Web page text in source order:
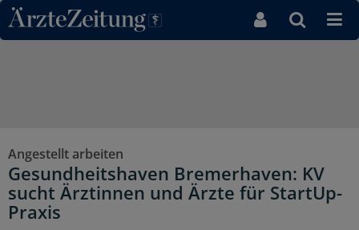
Direkt zum Inhaltsbereich
Angestellt arbeiten
Gesundheitshaven Bremerhaven: KV
sucht Ärztinnen und Ärzte für StartUp-
Praxis